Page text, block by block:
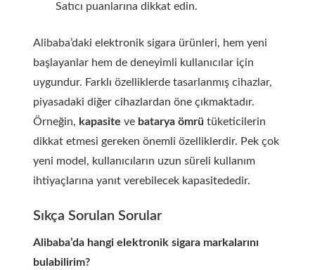
Satıcı puanlarına dikkat edin.
Alibaba’daki elektronik sigara ürünleri, hem yeni
başlayanlar hem de deneyimli kullanıcılar için
uygundur. Farklı özelliklerde tasarlanmış cihazlar,
piyasadaki diğer cihazlardan öne çıkmaktadır.
Örneğin, kapasite ve batarya ömrü tüketicilerin
dikkat etmesi gereken önemli özelliklerdir. Pek çok
yeni model, kullanıcıların uzun süreli kullanım
ihtiyaçlarına yanıt verebilecek kapasitededir.
Sıkça Sorulan Sorular
Alibaba’da hangi elektronik sigara markalarını
bulabilirim?